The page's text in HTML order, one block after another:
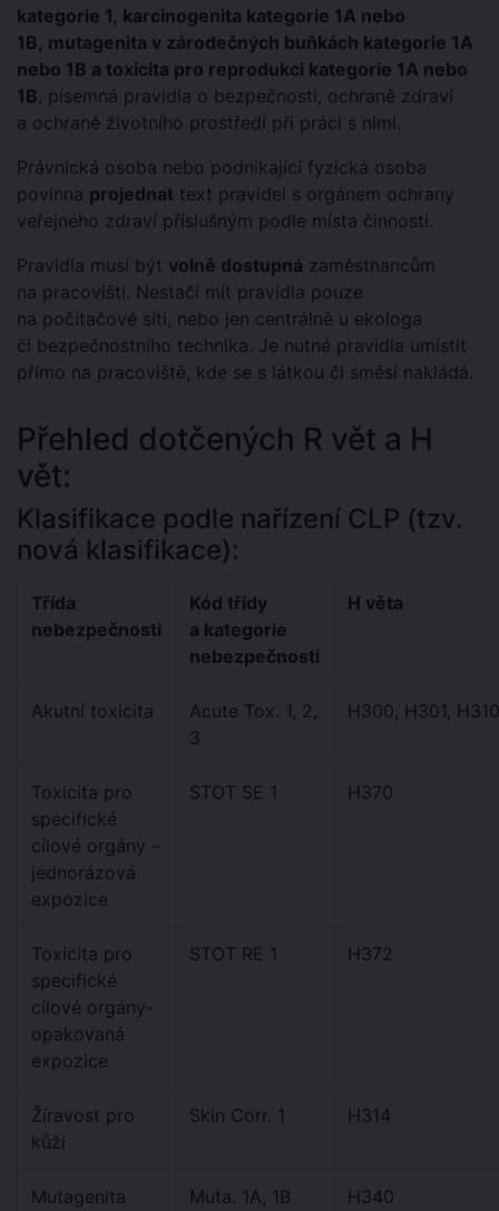
kategorie 1, karcinogenita kategorie 1A nebo
1B, mutagenita v zárodečných buňkách kategorie 1A
nebo 1B a toxicita pro reprodukci kategorie 1A nebo
1B, písemná pravidla o bezpečnosti, ochraně zdraví
a ochraně životního prostředí při práci s nimi.
Právnická osoba nebo podnikající fyzická osoba
povinna projednat text pravidel s orgánem ochrany
veřejného zdraví příslušným podle místa činnosti.
Pravidla musí být volně dostupná zaměstnancům
na pracovišti. Nestačí mít pravidla pouze
na počítačové síti, nebo jen centrálně u ekologa
či bezpečnostního technika. Je nutné pravidla umístit
přímo na pracoviště, kde se s látkou či směsí nakládá.
Přehled dotčených R vět a H
vět:
Klasifikace podle nařízení CLP (tzv.
nová klasifikace):
Třída
nebezpečnosti
Kód třídy
a kategorie
nebezpečnosti
H věta
Akutní toxicita
Acute Tox. 1, 2,
3
H300, H301,
Toxicita pro
specifické
cílové orgány –
jednorázová
expozice
STOT SE 1 H370
Toxicita pro
specifické
cílové orgány-
opakovaná
expozice
STOT RE 1 H372
Žíravost pro
kůži
Skin Corr. 1 H314
Mutagenita
Muta. 1A, 1B H340